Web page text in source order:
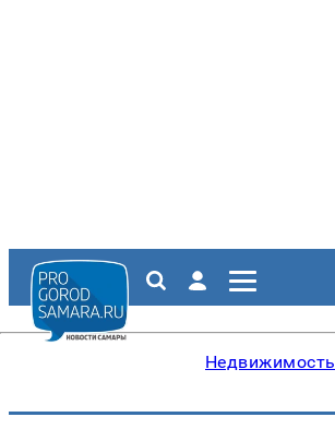
Недвижимость